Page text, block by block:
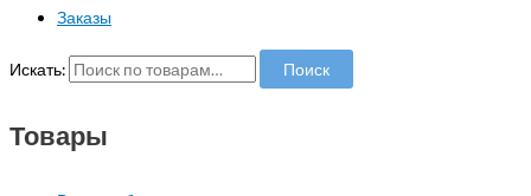
Заказы
Искать: Поиск
Товары